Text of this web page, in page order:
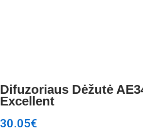
Difuzoriaus Dėžutė
Excellent
30.05€